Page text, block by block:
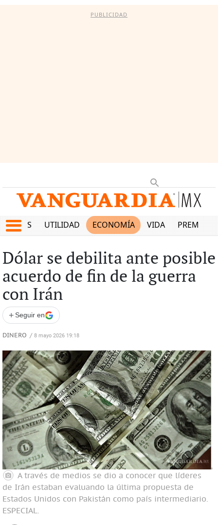
PUBLICIDAD
UTILIDAD ECONOMÍA VIDA PREMIUM
Dólar se debilita ante posible
acuerdo de fin de la guerra
con Irán
+ Seguir en
DINERO / 8 mayo 2026 19:18
A través de medios se dio a conocer que líderes
de Irán estaban evaluando la última propuesta de
Estados Unidos con Pakistán como país intermediario.
ESPECIAL.